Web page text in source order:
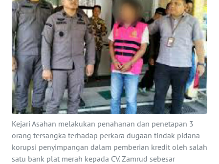
Kejari Asahan melakukan penahanan dan penetapan 3
orang tersangka terhadap perkara dugaan tindak pidana
korupsi penyimpangan dalam pemberian kredit oleh salah
satu bank plat merah kepada CV. Zamrud sebesar
KONTAK
KAMI
INFO
IKLAN
TENTANG
KAMI
PEDOMAN
MEDIA
SIBER